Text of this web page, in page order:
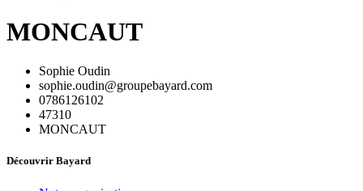
MONCAUT
Sophie Oudin
sophie.oudin@groupebayard.com
0786126102
47310
MONCAUT
Découvrir Bayard